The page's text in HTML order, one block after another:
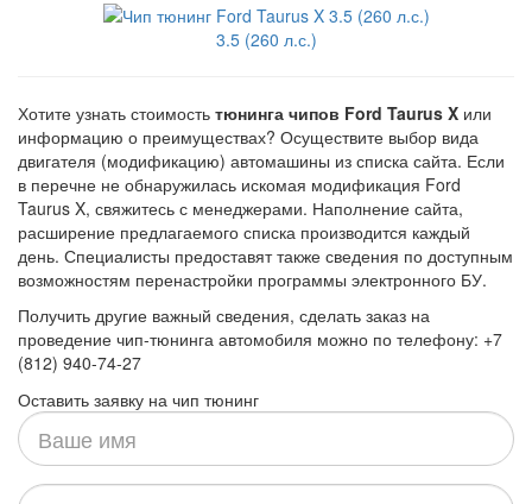
3.5 (260 л.с.)
Хотите узнать стоимость тюнинга чипов Ford Taurus X или
информацию о преимуществах? Осуществите выбор вида
двигателя (модификацию) автомашины из списка сайта. Если
в перечне не обнаружилась искомая модификация Ford
Taurus X, свяжитесь с менеджерами. Наполнение сайта,
расширение предлагаемого списка производится каждый
день. Специалисты предоставят также сведения по доступным
возможностям перенастройки программы электронного БУ.
Получить другие важный сведения, сделать заказ на
проведение чип-тюнинга автомобиля можно по телефону: +7
(812) 940-74-27
Оставить заявку на чип тюнинг
Ваше
имя
Ваш